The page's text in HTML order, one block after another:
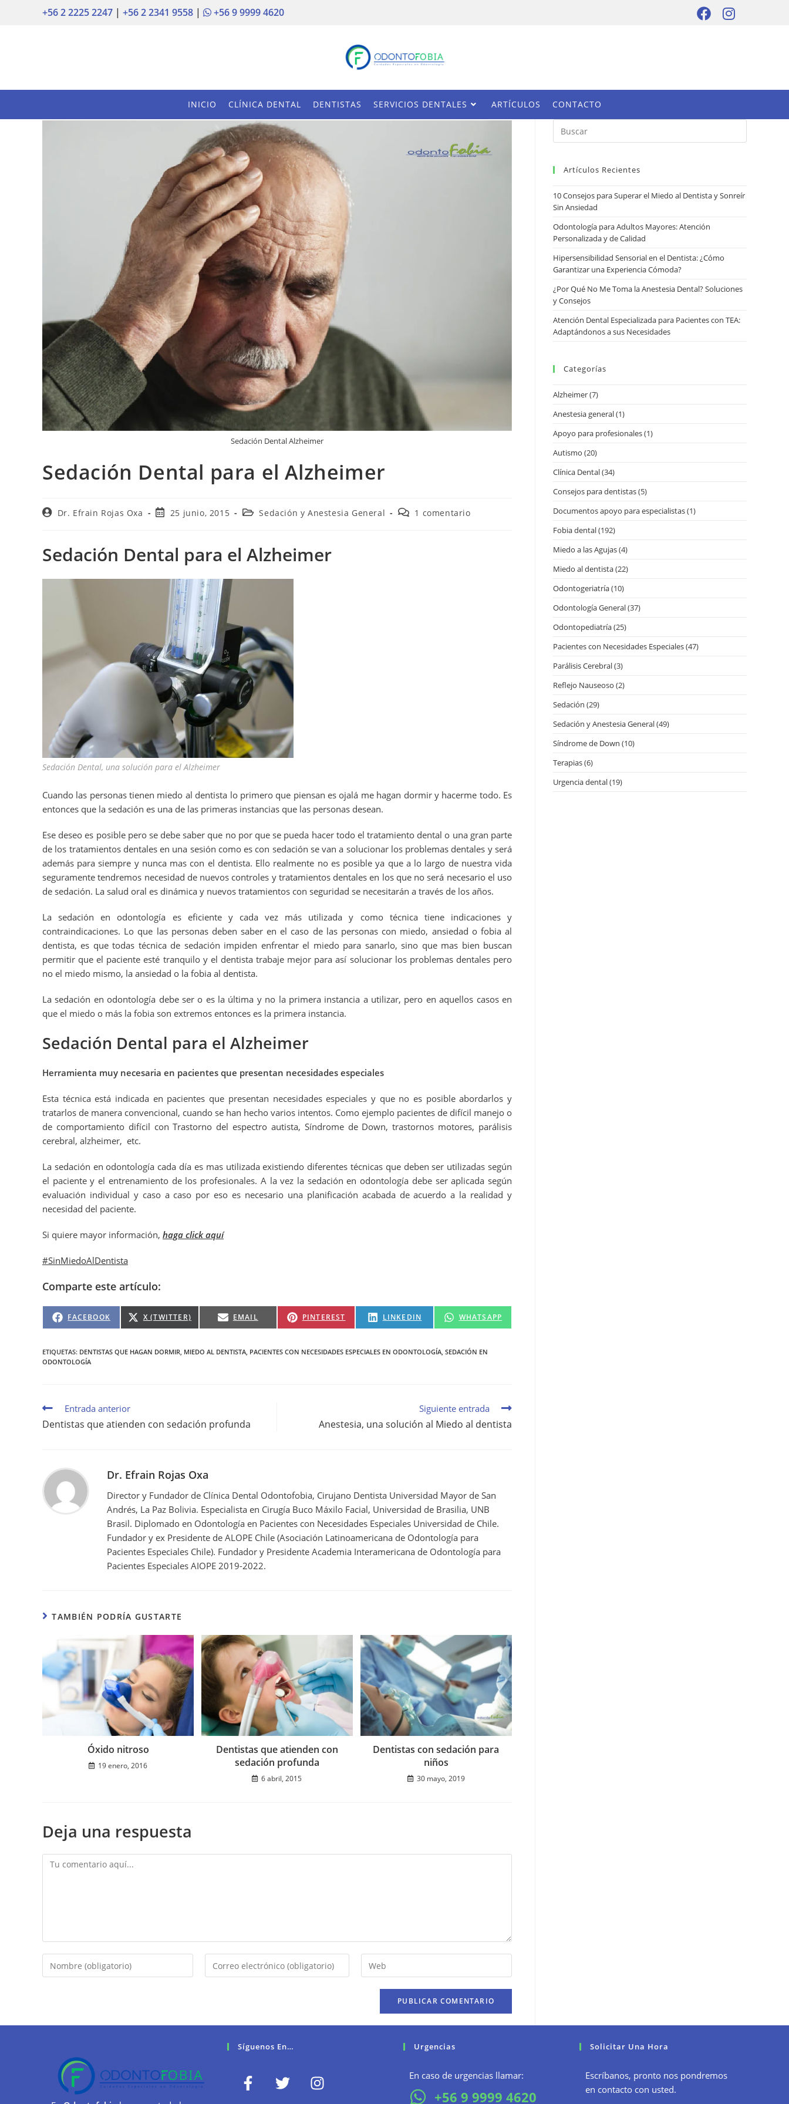
+56 2 2225 2247 | +56 2 2341 9558 | +56 9 9999 4620
INICIO CLÍNICA DENTAL DENTISTAS SERVICIOS DENTALES ARTÍCULOS CONTACTO
Sedación Dental Alzheimer
Sedación Dental para el Alzheimer
Dr. Efrain Rojas Oxa 25 junio, 2015 Sedación y Anestesia General 1 comentario
Sedación Dental para el Alzheimer
Sedación Dental, una solución para el Alzheimer
Cuando las personas tienen miedo al dentista lo primero que piensan es ojalá me hagan dormir y hacerme todo. Es
entonces que la sedación es una de las primeras instancias que las personas desean.
Ese deseo es posible pero se debe saber que no por que se pueda hacer todo el tratamiento dental o una gran parte
de los tratamientos dentales en una sesión como es con sedación se van a solucionar los problemas dentales y será
además para siempre y nunca mas con el dentista. Ello realmente no es posible ya que a lo largo de nuestra vida
seguramente tendremos necesidad de nuevos controles y tratamientos dentales en los que no será necesario el uso
de sedación. La salud oral es dinámica y nuevos tratamientos con seguridad se necesitarán a través de los años.
La sedación en odontología es eficiente y cada vez más utilizada y como técnica tiene indicaciones y
contraindicaciones. Lo que las personas deben saber en el caso de las personas con miedo, ansiedad o fobia al
dentista, es que todas técnica de sedación impiden enfrentar el miedo para sanarlo, sino que mas bien buscan
permitir que el paciente esté tranquilo y el dentista trabaje mejor para así solucionar los problemas dentales pero
no el miedo mismo, la ansiedad o la fobia al dentista.
La sedación en odontología debe ser o es la última y no la primera instancia a utilizar, pero en aquellos casos en
que el miedo o más la fobia son extremos entonces es la primera instancia.
Sedación Dental para el Alzheimer
Herramienta muy necesaria en pacientes que presentan necesidades especiales
Esta técnica está indicada en pacientes que presentan necesidades especiales y que no es posible abordarlos y
tratarlos de manera convencional, cuando se han hecho varios intentos. Como ejemplo pacientes de difícil manejo o
de comportamiento difícil con Trastorno del espectro autista, Síndrome de Down, trastornos motores, parálisis
cerebral, alzheimer, etc.
La sedación en odontología cada día es mas utilizada existiendo diferentes técnicas que deben ser utilizadas según
el paciente y el entrenamiento de los profesionales. A la vez la sedación en odontología debe ser aplicada según
evaluación individual y caso a caso por eso es necesario una planificación acabada de acuerdo a la realidad y
necesidad del paciente.
Si quiere mayor información, haga click aquí
#SinMiedoAlDentista
Comparte este artículo:
FACEBOOK X (TWITTER) EMAIL PINTEREST LINKEDIN WHATSAPP
ETIQUETAS: DENTISTAS QUE HAGAN DORMIR, MIEDO AL DENTISTA, PACIENTES CON NECESIDADES ESPECIALES EN ODONTOLOGÍA, SEDACIÓN EN
ODONTOLOGÍA
Entrada anterior
Dentistas que atienden con sedación profunda
Siguiente entrada
Anestesia, una solución al Miedo al dentista
Dr. Efrain Rojas Oxa
Director y Fundador de Clínica Dental Odontofobia, Cirujano Dentista Universidad Mayor de San
Andrés, La Paz Bolivia. Especialista en Cirugía Buco Máxilo Facial, Universidad de Brasilia, UNB
Brasil. Diplomado en Odontología en Pacientes con Necesidades Especiales Universidad de Chile.
Fundador y ex Presidente de ALOPE Chile (Asociación Latinoamericana de Odontología para
Pacientes Especiales Chile). Fundador y Presidente Academia Interamericana de Odontología para
Pacientes Especiales AIOPE 2019-2022.
TAMBIÉN PODRÍA GUSTARTE
Óxido nitroso
19 enero, 2016
Dentistas que atienden con
sedación profunda
6 abril, 2015
Dentistas con sedación para
niños
30 mayo, 2019
Deja una respuesta
Artículos Recientes
10 Consejos para Superar el Miedo al Dentista y Sonreír
Sin Ansiedad
Odontología para Adultos Mayores: Atención
Personalizada y de Calidad
Hipersensibilidad Sensorial en el Dentista: ¿Cómo
Garantizar una Experiencia Cómoda?
¿Por Qué No Me Toma la Anestesia Dental? Soluciones
y Consejos
Atención Dental Especializada para Pacientes con TEA:
Adaptándonos a sus Necesidades
Categorías
Alzheimer(7)
Anestesia general(1)
Apoyo para profesionales(1)
Autismo (20)
Clínica Dental(34)
Consejos para dentistas(5)
Documentos apoyo para especialistas(1)
Fobia dental(192)
Miedo a las Agujas(4)
Miedo al dentista(22)
Odontogeriatría(10)
Odontología General(37)
Odontopediatría(25)
Pacientes con Necesidades Especiales(47)
Parálisis Cerebral(3)
Reflejo Nauseoso (2)
Sedación (29)
Sedación y Anestesia General(49)
Síndrome de Down (10)
Terapias(6)
Urgencia dental(19)
Síguenos En… Urgencias
En caso de urgencias llamar:
+56 9 9999 4620
Solicitar Una Hora
Escríbanos, pronto nos pondremos
en contacto con usted.